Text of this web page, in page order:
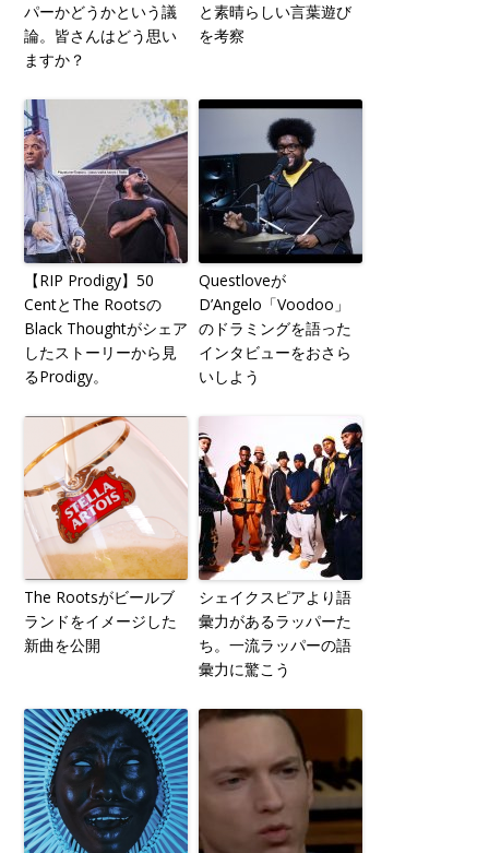
パーかどうかという議
論。皆さんはどう思い
ますか？
と素晴らしい言葉遊び
を考察
【RIP Prodigy】50
CentとThe Rootsの
Black Thoughtがシェア
したストーリーから見
るProdigy。
Questloveが
D’Angelo「Voodoo」
のドラミングを語った
インタビューをおさら
いしよう
The Rootsがビールブ
ランドをイメージした
新曲を公開
シェイクスピアより語
彙力があるラッパーた
ち。一流ラッパーの語
彙力に驚こう